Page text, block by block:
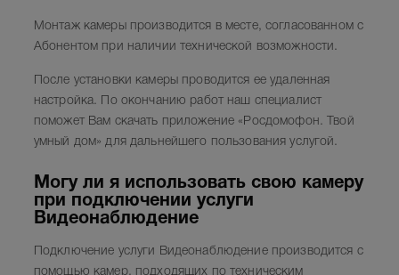
Монтаж камеры производится в месте, согласованном с
Абонентом при наличии технической возможности.
После установки камеры проводится ее удаленная
настройка. По окончанию работ наш специалист
поможет Вам скачать приложение «Росдомофон. Твой
умный дом» для дальнейшего пользования услугой.
Могу ли я использовать свою камеру
при подключении услуги
Видеонаблюдение
Подключение услуги Видеонаблюдение производится с
помощью камер, подходящих по техническим